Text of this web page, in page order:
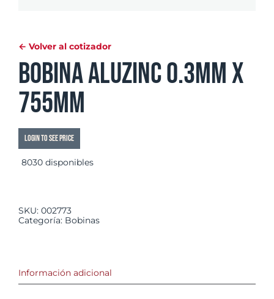
← Volver al cotizador
Bobina Aluzinc 0.3mm x
755mm
Login to see price
8030 disponibles
SKU: 002773
Categoría: Bobinas
Información adicional